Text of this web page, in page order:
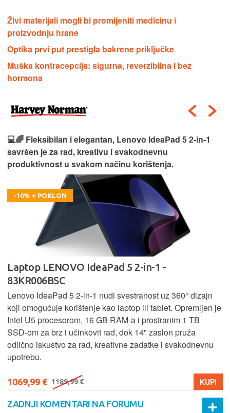
Živi materijali mogli bi promijeniti medicinu i
proizvodnju hrane
Optika prvi put prestigla bakrene priključke
Muška kontracepcija: sigurna, reverzibilna i bez
hormona
💻🌈 Fleksibilan i elegantan, Lenovo IdeaPad 5 2‑in‑1
savršen je za rad, kreativu i svakodnevnu
produktivnost u svakom načinu korištenja.
-10% + POKLON
Laptop LENOVO IdeaPad 5 2-in-1 -
83KR006BSC
Lenovo IdeaPad 5 2‑in‑1 nudi svestranost uz 360° dizajn
koji omogućuje korištenje kao laptop ili tablet. Opremljen je
Intel U5 procesorom, 16 GB RAM-a i prostranim 1 TB
SSD‑om za brz i učinkovit rad, dok 14" zaslon pruža
odlično iskustvo za rad, kreativne zadatke i svakodnevnu
upotrebu.
1069,99 € 1189,99 € KUPI
ZADNJI KOMENTARI NA FORUMU